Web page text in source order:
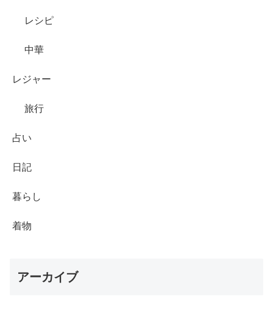
レシピ
中華
レジャー
旅行
占い
日記
暮らし
着物
アーカイブ